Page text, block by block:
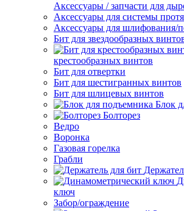
Аксессуары / запчасти для
Аксессуары для системы
Аксессуары для шлифования/
Бит для звездообразных
крестообразных винтов
Бит для отвертки
Бит для шестигранных винтов
Бит для шлицевых винтов
Блок
Болторез
Ведро
Воронка
Газовая горелка
Грабли
ключ
Забор/ограждение